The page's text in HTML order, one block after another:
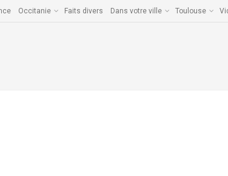
Occitanie Faits divers Dans votre ville Toulouse